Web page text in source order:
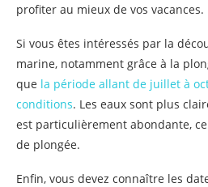
profiter au mieux de vos vacances.
Si vous êtes intéressés par la
marine, notamment grâce à la
que la période allant de juillet à
conditions. Les eaux sont plus
est particulièrement abondante,
de plongée.
Enfin, vous devez connaître les